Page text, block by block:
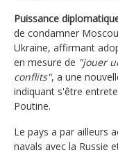
Puissance
de condamner
Ukraine, affirmant
en mesure de "jouer
conflits", a une
indiquant s'être
Poutine.
Le pays a par ailleurs
navals avec la Russie